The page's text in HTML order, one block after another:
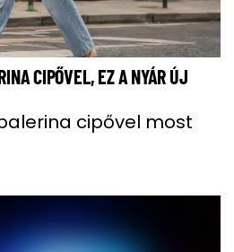
CIPŐVEL, EZ A NYÁR ÚJ
cipővel most